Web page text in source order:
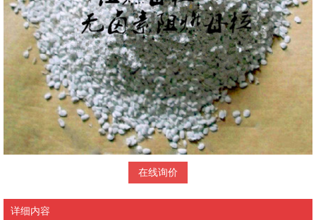
在线询价
详细内容